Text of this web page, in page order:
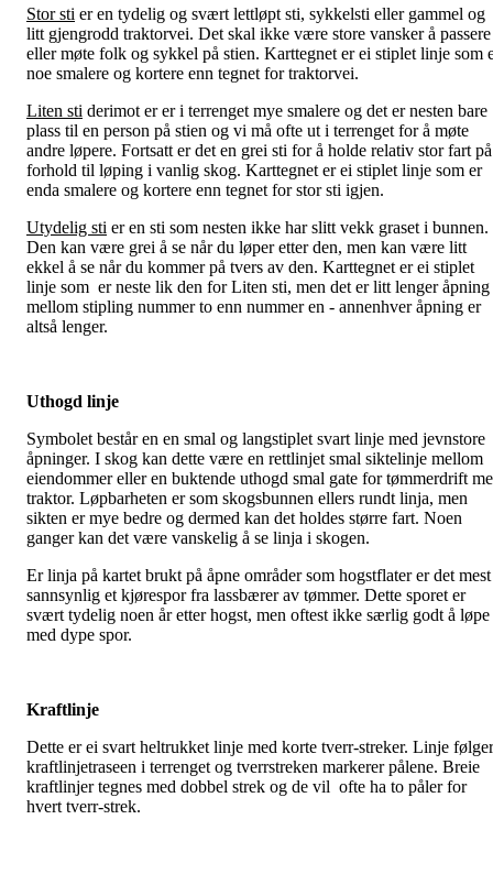
Stor sti er en tydelig og svært lettløpt sti, sykkelsti eller gammel og
litt gjengrodd traktorvei. Det skal ikke være store vansker å passere
eller møte folk og sykkel på stien. Karttegnet er ei stiplet linje som
noe smalere og kortere enn tegnet for traktorvei.
Liten sti derimot er er i terrenget mye smalere og det er nesten bare
plass til en person på stien og vi må ofte ut i terrenget for å møte
andre løpere. Fortsatt er det en grei sti for å holde relativ stor fart
forhold til løping i vanlig skog. Karttegnet er ei stiplet linje som er
enda smalere og kortere enn tegnet for stor sti igjen.
Utydelig sti er en sti som nesten ikke har slitt vekk graset i bunnen.
Den kan være grei å se når du løper etter den, men kan være litt
ekkel å se når du kommer på tvers av den. Karttegnet er ei stiplet
linje som er neste lik den for Liten sti, men det er litt lenger åpning
mellom stipling nummer to enn nummer en - annenhver åpning er
altså lenger.
Uthogd linje
Symbolet består en en smal og langstiplet svart linje med jevnstore
åpninger. I skog kan dette være en rettlinjet smal siktelinje mellom
eiendommer eller en buktende uthogd smal gate for tømmerdrift
traktor. Løpbarheten er som skogsbunnen ellers rundt linja, men
sikten er mye bedre og dermed kan det holdes større fart. Noen
ganger kan det være vanskelig å se linja i skogen.
Er linja på kartet brukt på åpne områder som hogstflater er det mest
sannsynlig et kjørespor fra lassbærer av tømmer. Dette sporet er
svært tydelig noen år etter hogst, men oftest ikke særlig godt å
med dype spor.
Kraftlinje
Dette er ei svart heltrukket linje med korte tverr-streker. Linje følger
kraftlinjetraseen i terrenget og tverrstreken markerer pålene. Breie
kraftlinjer tegnes med dobbel strek og de vil ofte ha to påler for
hvert tverr-strek.